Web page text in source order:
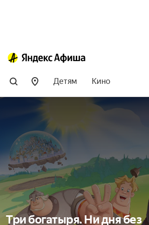
Детям Кино
Три богатыря. Ни дня без